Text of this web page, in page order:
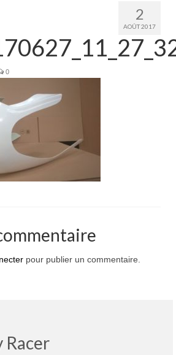
2
AOÛT 2017
0
pour publier un commentaire.
Racer